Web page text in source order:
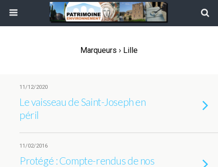
Marqueurs › Lille
11/12/2020
Le vaisseau de Saint-Joseph en
péril
11/02/2016
Protégé : Compte-rendus de nos